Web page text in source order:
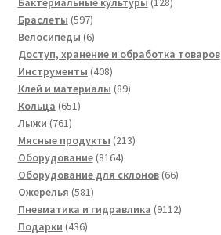
Браслеты 597597
товаров
Велосипеды 66
товаров
Доступ, хранение и обработка товаров
Инструменты 408408
товаров
Клей и материалы 8989
Кольца 651651
Лыжи 761761
товар
Мясные продукты 213213
Оборудование 81648164
товара
Оборудование для склонов 6666
Ожерелья 581581
товар
Пневматика и гидравлика 91129112
Подарки 436436